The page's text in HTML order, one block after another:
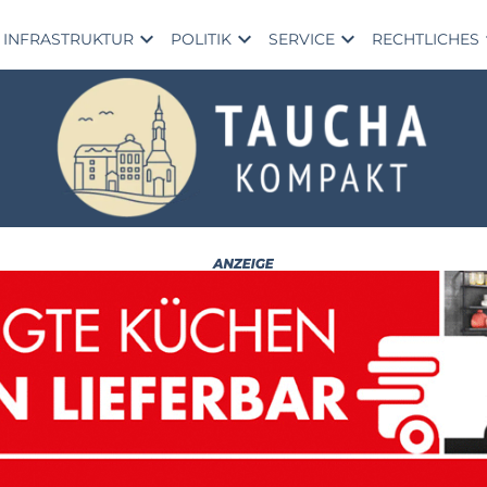
INFRASTRUKTUR expand_more POLITIK expand_more SERVICE expand_more RECHTLICHES